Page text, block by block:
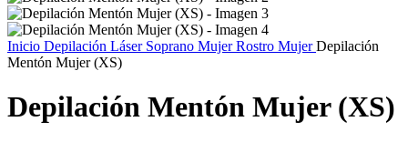
Inicio Depilación Láser Soprano MujerRostro MujerDepilación
Mentón Mujer (XS)
Depilación Mentón Mujer (XS)